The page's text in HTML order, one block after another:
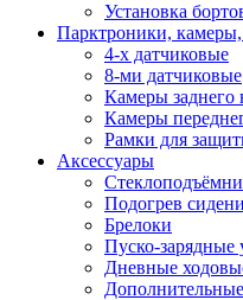
Установка
Парктроники,
4-х датчиковые
8-ми датчиковые
Камеры заднего
Камеры
Рамки для
Аксессуары
Подогрев
Брелоки
Пуско-зарядные
Дневные